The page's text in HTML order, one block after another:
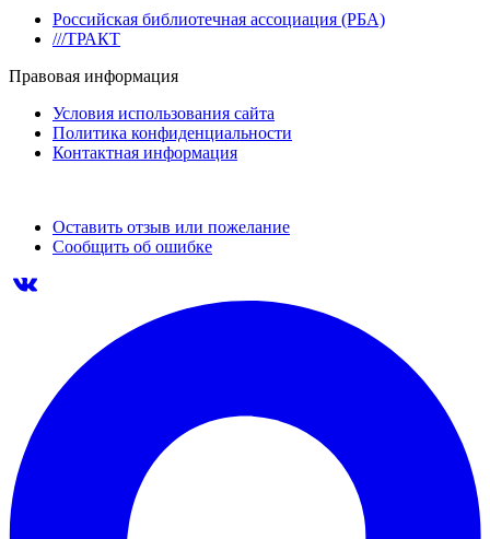
Российская библиотечная ассоциация (РБА)
///ТРАКТ
Правовая информация
Условия использования сайта
Политика конфиденциальности
Контактная информация
Оставить отзыв или пожелание
Сообщить об ошибке